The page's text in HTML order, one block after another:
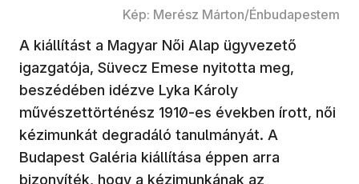
Kép: Merész Márton/Énbudapestem
A kiállítást a Magyar Női Alap ügyvezető
igazgatója, Süvecz Emese nyitotta meg,
beszédében idézve Lyka Károly
művészettörténész 1910-es években írott, női
kézimunkát degradáló tanulmányát. A
Budapest Galéria kiállítása éppen arra
bizonyíték, hogy a kézimunkának az